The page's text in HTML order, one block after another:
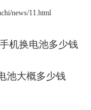
news/11.html
机换电池多少钱
池大概多少钱